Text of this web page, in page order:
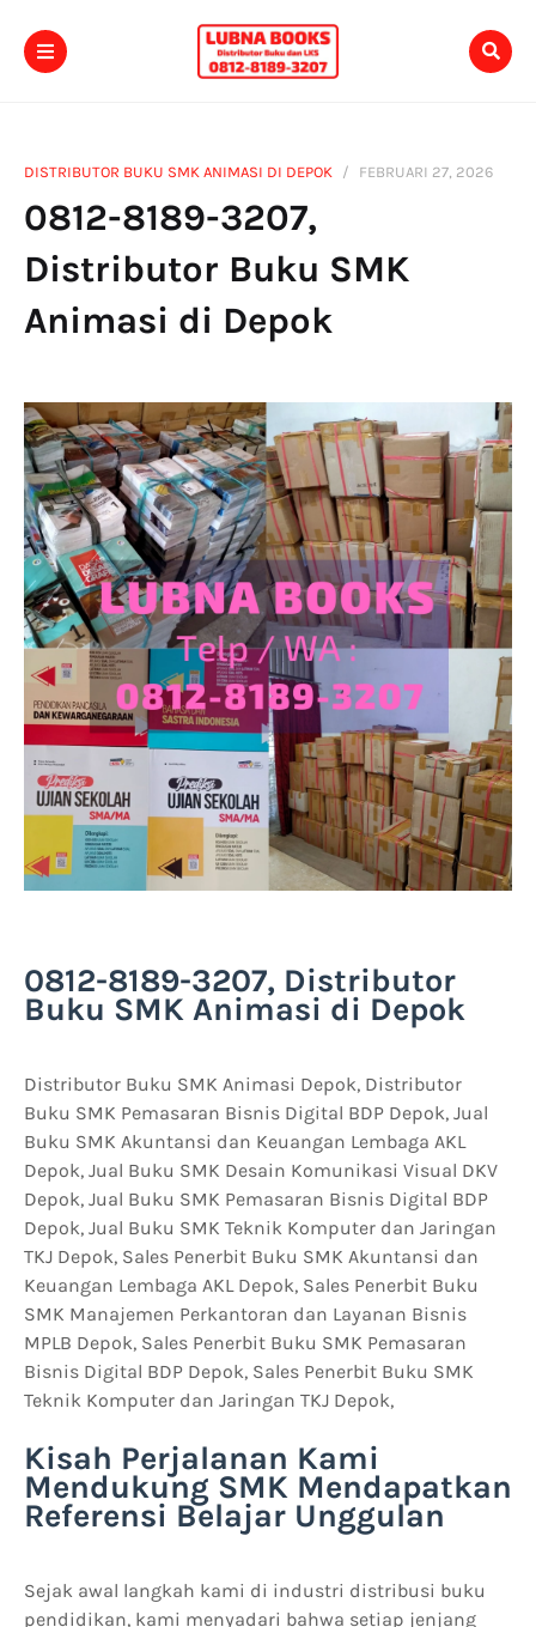
DISTRIBUTOR BUKU SMK ANIMASI DI DEPOK FEBRUARI 27, 2026
0812-8189-3207,
Distributor Buku SMK
Animasi di Depok
0812-8189-3207, Distributor
Buku SMK Animasi di Depok
Distributor Buku SMK Animasi Depok, Distributor
Buku SMK Pemasaran Bisnis Digital BDP Depok, Jual
Buku SMK Akuntansi dan Keuangan Lembaga AKL
Depok, Jual Buku SMK Desain Komunikasi Visual DKV
Depok, Jual Buku SMK Pemasaran Bisnis Digital BDP
Depok, Jual Buku SMK Teknik Komputer dan Jaringan
TKJ Depok, Sales Penerbit Buku SMK Akuntansi dan
Keuangan Lembaga AKL Depok, Sales Penerbit Buku
SMK Manajemen Perkantoran dan Layanan Bisnis
MPLB Depok, Sales Penerbit Buku SMK Pemasaran
Bisnis Digital BDP Depok, Sales Penerbit Buku SMK
Teknik Komputer dan Jaringan TKJ Depok,
Kisah Perjalanan Kami
Mendukung SMK Mendapatkan
Referensi Belajar Unggulan
Sejak awal langkah kami di industri distribusi buku
pendidikan, kami menyadari bahwa setiap jenjang